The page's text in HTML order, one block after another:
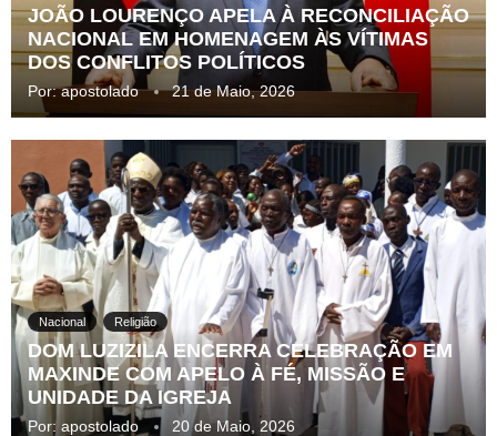
JOÃO LOURENÇO APELA À RECONCILIAÇÃO
NACIONAL EM HOMENAGEM ÀS VÍTIMAS
DOS CONFLITOS POLÍTICOS
Por:apostolado 21 de Maio, 2026
Nacional Religião
DOM LUZIZILA ENCERRA CELEBRAÇÃO EM
MAXINDE COM APELO À FÉ, MISSÃO E
UNIDADE DA IGREJA
Por: apostolado 20 de Maio, 2026